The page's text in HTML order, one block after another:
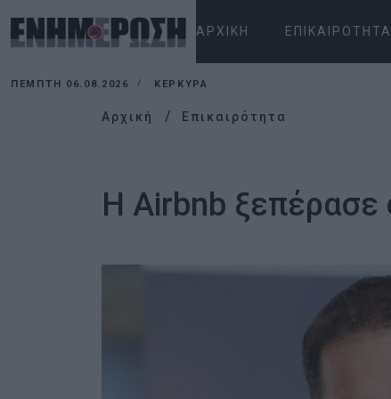
ΑΡΧΙΚΉ ΕΠΙΚΑΙΡΌΤΗΤΑ
ΠΈΜΠΤΗ 06.08.2026 ΚΕΡΚΥΡΑ
Αρχική Επικαιρότητα
Η Airbnb ξεπέρασε